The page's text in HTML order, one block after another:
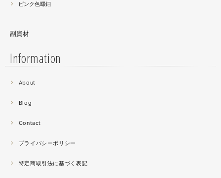
螺鈿細工の工程。青みの強い鮑貝を使ってステンドグラス
曲面に螺鈿するためには貝も小さなカケラを使う必要が...
昔作った２０００ピースのジグソーパズルを思い出す。ひ
薔薇のブローチ木地制作中。
ピンク色螺鈿
副資材
Information
About
Blog
Contact
プライバシーポリシー
特定商取引法に基づく表記